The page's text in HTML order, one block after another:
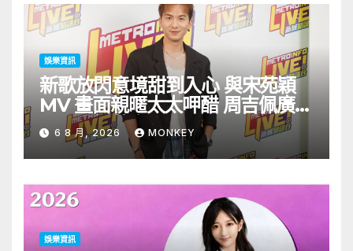
娛樂資訊
新歌放閃意境甜到入心 與宋苑穎
MV 畫面親暱太太呷醋 周吉佩廣州
一日三場熱血 Busking
6 8 月, 2026 MONKEY
娛樂資訊